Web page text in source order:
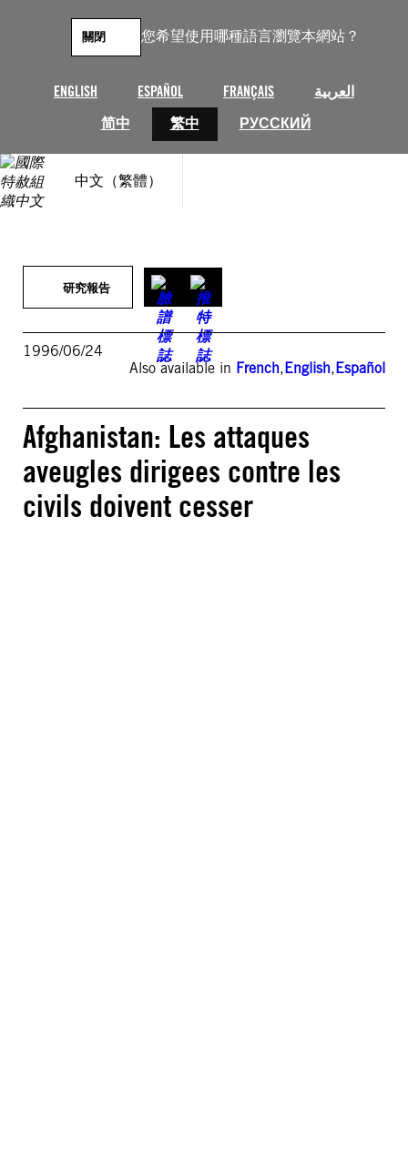
您希望使用哪種語言瀏覽本網站？
ENGLISH ESPAÑOL FRANÇAIS
العربية
简中
繁中 РУССКИЙ
關閉
中文（繁體）
研究報告
1996/06/24
Also available in French,English,Español
Afghanistan: Les attaques
aveugles dirigees contre les
civils doivent cesser